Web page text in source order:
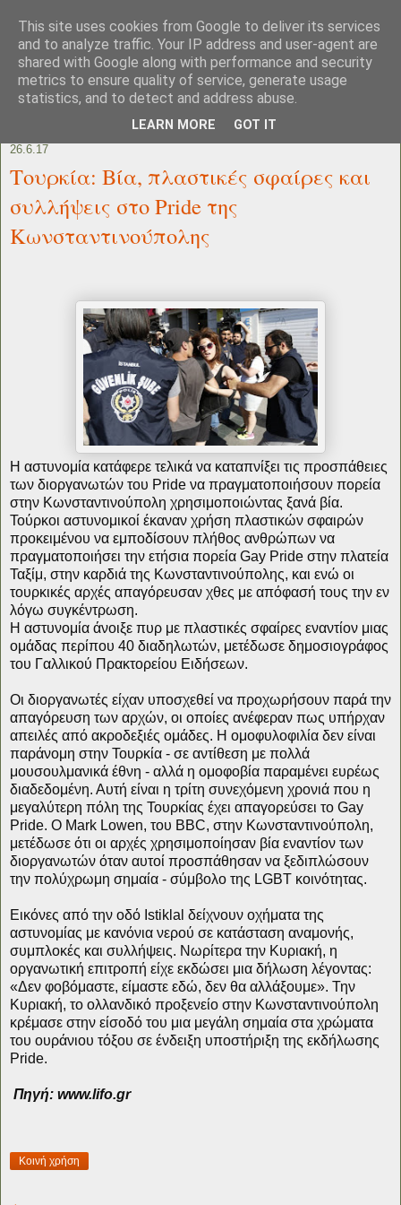
26.6.17
Τουρκία: Βία, πλαστικές σφαίρες και
συλλήψεις στο Pride της
Κωνσταντινούπολης
Η αστυνομία κατάφερε τελικά να καταπνίξει τις προσπάθειες
των διοργανωτών του Pride να πραγματοποιήσουν πορεία
στην Κωνσταντινούπολη χρησιμοποιώντας ξανά βία.
Τούρκοι αστυνομικοί έκαναν χρήση πλαστικών σφαιρών
προκειμένου να εμποδίσουν πλήθος ανθρώπων να
πραγματοποιήσει την ετήσια πορεία Gay Pride στην πλατεία
Ταξίμ, στην καρδιά της Κωνσταντινούπολης, και ενώ οι
τουρκικές αρχές απαγόρευσαν χθες με απόφασή τους την εν
λόγω συγκέντρωση.
Η αστυνομία άνοιξε πυρ με πλαστικές σφαίρες εναντίον μιας
ομάδας περίπου 40 διαδηλωτών, μετέδωσε δημοσιογράφος
του Γαλλικού Πρακτορείου Ειδήσεων.
Οι διοργανωτές είχαν υποσχεθεί να προχωρήσουν παρά την
απαγόρευση των αρχών, οι οποίες ανέφεραν πως υπήρχαν
απειλές από ακροδεξιές ομάδες. Η ομοφυλοφιλία δεν είναι
παράνομη στην Τουρκία - σε αντίθεση με πολλά
μουσουλμανικά έθνη - αλλά η ομοφοβία παραμένει ευρέως
διαδεδομένη. Αυτή είναι η τρίτη συνεχόμενη χρονιά που η
μεγαλύτερη πόλη της Τουρκίας έχει απαγορεύσει το Gay
Pride. Ο Mark Lowen, του BBC, στην Κωνσταντινούπολη,
μετέδωσε ότι οι αρχές χρησιμοποίησαν βία εναντίον των
διοργανωτών όταν αυτοί προσπάθησαν να ξεδιπλώσουν
την πολύχρωμη σημαία - σύμβολο της LGBT κοινότητας.
Εικόνες από την οδό Istiklal δείχνουν οχήματα της
αστυνομίας με κανόνια νερού σε κατάσταση αναμονής,
συμπλοκές και συλλήψεις. Νωρίτερα την Κυριακή, η
οργανωτική επιτροπή είχε εκδώσει μια δήλωση λέγοντας:
«Δεν φοβόμαστε, είμαστε εδώ, δεν θα αλλάξουμε». Την
Κυριακή, το ολλανδικό προξενείο στην Κωνσταντινούπολη
κρέμασε στην είσοδό του μια μεγάλη σημαία στα χρώματα
του ουράνιου τόξου σε ένδειξη υποστήριξη της εκδήλωσης
Pride.
Πηγή: www.lifo.gr
Κοινή χρήση
This site uses cookies from Google to deliver its services
and to analyze traffic. Your IP address and user-agent are
shared with Google along with performance and security
metrics to ensure quality of service, generate usage
statistics, and to detect and address abuse.
LEARN MORE GOT IT